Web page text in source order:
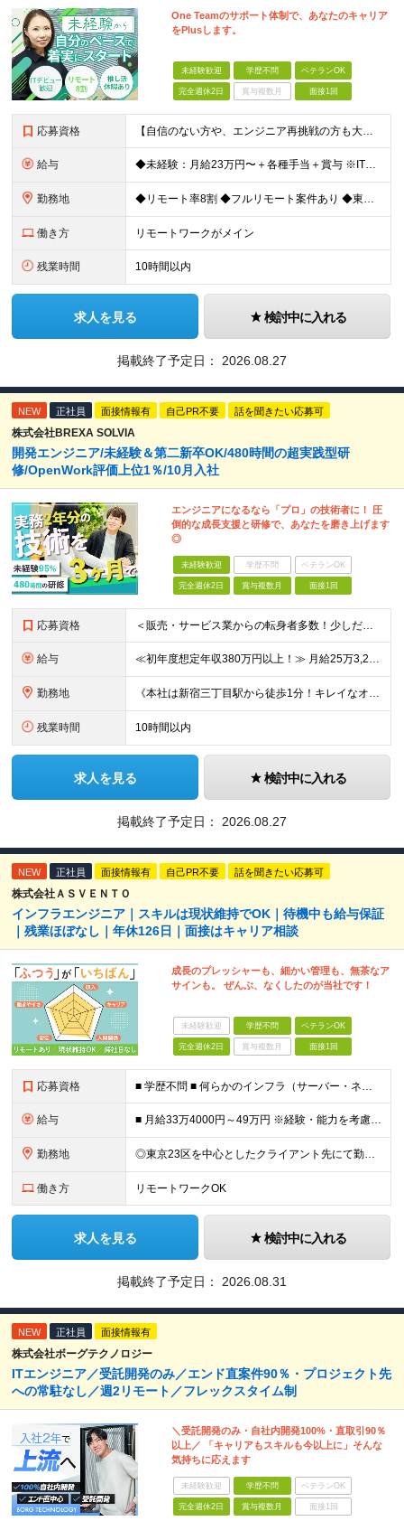
One Teamのサポート体制で、あなたのキャリア
をPlusします。
未経験歓迎 学歴不問 ベテランOK
完全週休2日 賞与複数月 面接1回
応募資格 【自信のない方や、エンジニア再挑戦の方も大歓迎！】 ◆未経験OK ◆学歴不問 ◆社会人経験がある方 ★求める人物像： ・無理のないペースで末永く活躍したい方 ・周囲と協力しながら素直にコミュニケー
給与 ◆未経験：月給23万円〜＋各種手当＋賞与 ※IT業界経験なし ◆微経験：月給25万円〜＋各種手当＋賞与 ※IT業界経験1年以上を想定 ◆経験者：月給35万円〜70万円＋各種手当＋賞与 ※IT業界経験3
勤務地 ◆リモート率8割 ◆フルリモート案件あり ◆東京都、神奈川県、千葉県、埼玉県の各プロジェクト先 ＊ご自宅からのアクセス・通勤時間を最大限に考慮してアサインします。 ＊現在エンジニアの8割がフルリモー
働き方 リモートワークがメイン
残業時間 10時間以内
求人を見る 検討中に入れる
掲載終了予定日： 2026.08.27
NEW 正社員 面接情報有 自己PR不要 話を聞きたい応募可
株式会社BREXA SOLVIA
開発エンジニア/未経験＆第二新卒OK/480時間の超実践型研
修/OpenWork評価上位1％/10月入社
エンジニアになるなら「プロ」の技術者に！ 圧
倒的な成長支援と研修で、あなたを磨き上げます
◎
未経験歓迎 学歴不問 ベテランOK
完全週休2日 賞与複数月 面接1回
応募資格 ＜販売・サービス業からの転身者多数！少しだけ興味がある！話だけ聞いてみたい！…そんな方でも歓迎♪まずはお会いするところから始めましょう◎＞ ◆年齢30歳まで（若年層の長期キャリア形成のため） ◆大卒以
給与 ≪初年度想定年収380万円以上！≫ 月給25万3,220円～＋賞与年2回 ※上記金額には月20時間分(3万4,220円～)の見込み残業代を含み、超過した分は別途全額支給します。 ※経験やスキルを考慮
勤務地 《本社は新宿三丁目駅から徒歩1分！キレイなオフィスです！》 【本社】 東京都新宿区新宿4-3-25 TOKYU REIT新宿ビル8F 【ラーニングセンター】 東京都渋谷区千駄ヶ谷5-32-10 南新
残業時間 10時間以内
求人を見る 検討中に入れる
掲載終了予定日： 2026.08.27
NEW 正社員 面接情報有 自己PR不要 話を聞きたい応募可
株式会社ＡＳＶＥＮＴＯ
インフラエンジニア｜スキルは現状維持でOK｜待機中も給与保証
｜残業ほぼなし｜年休126日｜面接はキャリア相談
成長のプレッシャーも、細かい管理も、無茶なア
サインも。 ぜんぶ、なくしたのが当社です！
未経験歓迎 学歴不問 ベテランOK
完全週休2日 賞与複数月 面接1回
応募資格 ■ 学歴不問 ■ 何らかのインフラ（サーバー・ネットワーク）の実務経験をお持ちの方 ※運用・保守の経験のみという方も大歓迎です！ ＼こんな方にピッタリの環境です／ ◎案件がコロコロ変わることに疲れて
給与 ■ 月給33万4000円～49万円 ※経験・能力を考慮して優遇します。 ※上記には固定残業代（月30時間分・6万3500円～9万3100円）を含みます。超過分は全額支給。 ※待機期間中全額給与を保証
勤務地 ◎東京23区を中心としたクライアント先にて勤務いただきます（転居を伴う転勤なし） ◎在宅勤務も活用できます ■ 本社 東京都江戸川区南葛西3-5-3-402 (変更の範囲)上記を除く当社関連勤務地
働き方 リモートワークOK
求人を見る 検討中に入れる
掲載終了予定日： 2026.08.31
NEW 正社員 面接情報有
株式会社ボーグテクノロジー
ITエンジニア／受託開発のみ／エンド直案件90％・プロジェクト先
への常駐なし／週2リモート／フレックスタイム制
＼受託開発のみ・自社内開発100%・直取引90％
以上／ 「キャリアもスキルも今以上に」そんな
気持ちに応えます
未経験歓迎 学歴不問 ベテランOK
完全週休2日 賞与複数月 面接1回